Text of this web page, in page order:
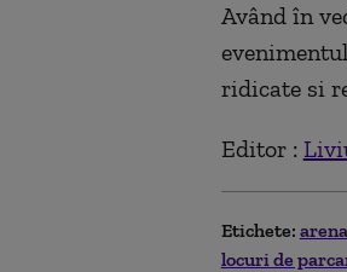
Având în
ridicate si
Editor :
Etichete:
locuri de